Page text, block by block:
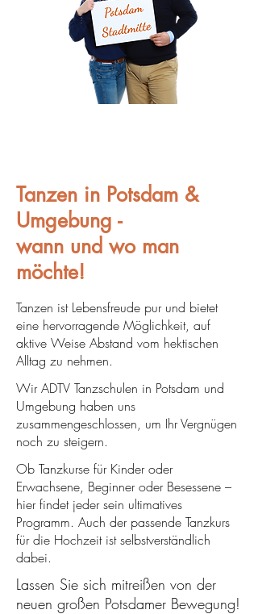
Tanzen in Potsdam &
Umgebung -
wann und wo man
möchte!
Tanzen ist Lebensfreude pur und bietet
eine hervorragende Möglichkeit, auf
aktive Weise Abstand vom hektischen
Alltag zu nehmen.
Wir ADTV Tanzschulen in Potsdam und
Umgebung haben uns
zusammengeschlossen, um Ihr Vergnügen
noch zu steigern.
Ob Tanzkurse für Kinder oder
Erwachsene, Beginner oder Besessene –
hier findet jeder sein ultimatives
Programm. Auch der passende Tanzkurs
für die Hochzeit ist selbstverständlich
dabei.
Lassen Sie sich mitreißen von der
neuen großen Potsdamer Bewegung!